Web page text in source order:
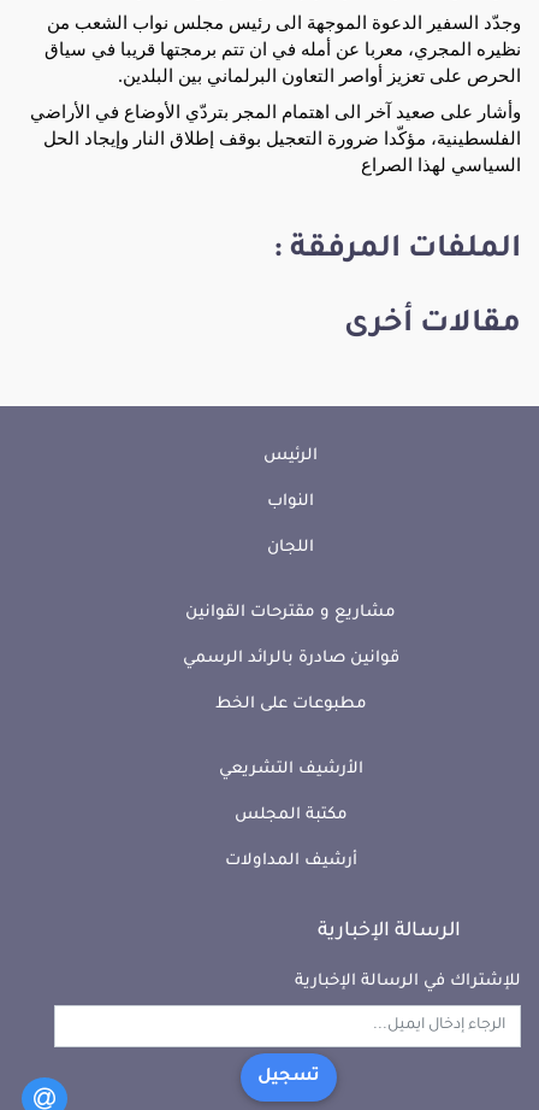
وجدّد السفير الدعوة الموجهة الى رئيس مجلس نواب الشعب من
نظيره المجري، معربا عن أمله في ان تتم برمجتها قريبا في سياق
الحرص على تعزيز أواصر التعاون البرلماني بين البلدين.
وأشار على صعيد آخر الى اهتمام المجر بتردّي الأوضاع في الأراضي
الفلسطينية، مؤكّدا ضرورة التعجيل بوقف إطلاق النار وإيجاد الحل
السياسي لهذا الصراع
الملفات المرفقة :
مقالات أخرى
الرئيس
النواب
اللجان
مشاريع و مقترحات القوانين
قوانين صادرة بالرائد الرسمي
مطبوعات على الخط
الأرشيف التشريعي
مكتبة المجلس
أرشيف المداولات
الرسالة الإخبارية
للإشتراك في الرسالة الإخبارية
تسجيل